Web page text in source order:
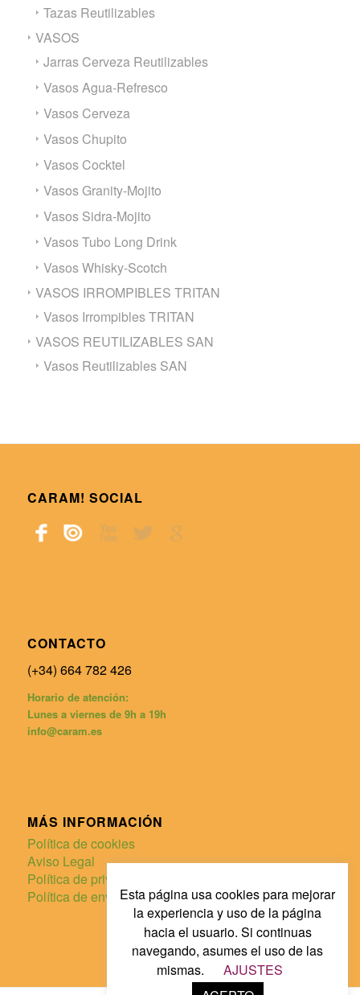
Tazas Reutilizables
VASOS
Jarras Cerveza Reutilizables
Vasos Agua-Refresco
Vasos Cerveza
Vasos Chupito
Vasos Cocktel
Vasos Granity-Mojito
Vasos Sidra-Mojito
Vasos Tubo Long Drink
Vasos Whisky-Scotch
VASOS IRROMPIBLES TRITAN
Vasos Irrompibles TRITAN
VASOS REUTILIZABLES SAN
Vasos Reutilizables SAN
CARAM! SOCIAL
CONTACTO
(+34) 664 782 426
Horario de atención:
Lunes a viernes de 9h a 19h
info@caram.es
MÁS INFORMACIÓN
Política de cookies
Aviso Legal
Política de privacidad
Política de envíos y devoluciones
Esta página usa cookies para mejorar
la experiencia y uso de la página
hacia el usuario. Si continuas
navegando, asumes el uso de las
mismas.
AJUSTES